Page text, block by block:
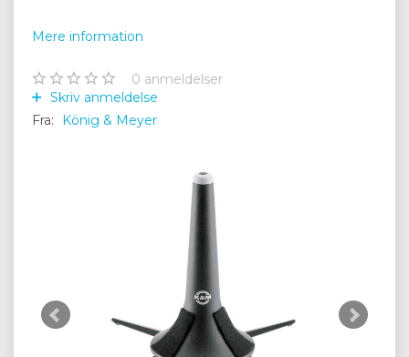
Mere information
0 anmeldelser
Skriv anmeldelse
Fra:
König & Meyer